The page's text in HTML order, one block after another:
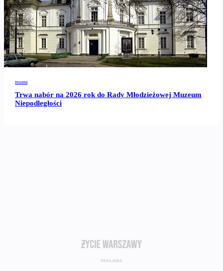
muzea
Trwa nabór na 2026 rok do Rady Młodzieżowej Muzeum
Niepodległości